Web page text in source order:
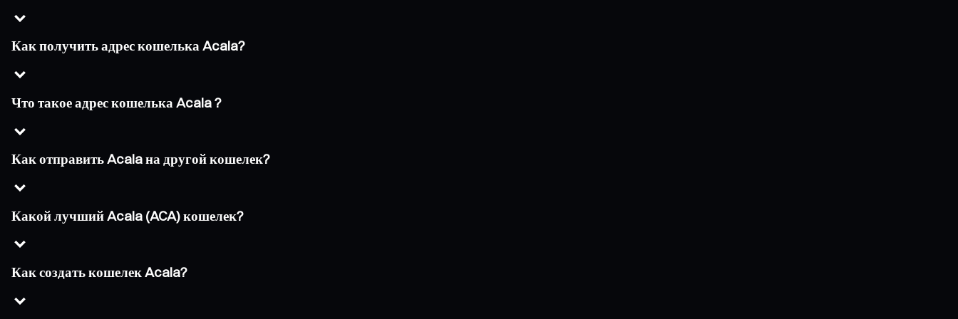
Как получить адрес кошелька Acala?
Что такое адрес кошелька Acala ?
Как отправить Acala на другой кошелек?
Какой лучший Acala (ACA) кошелек?
Как создать кошелек Acala?